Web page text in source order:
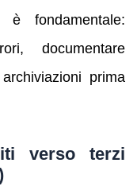
è fondamentale:
documentare
prima
verso terzi